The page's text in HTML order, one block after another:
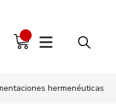
hermenéuticas